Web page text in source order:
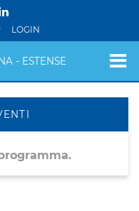
LOGIN
- ESTENSE